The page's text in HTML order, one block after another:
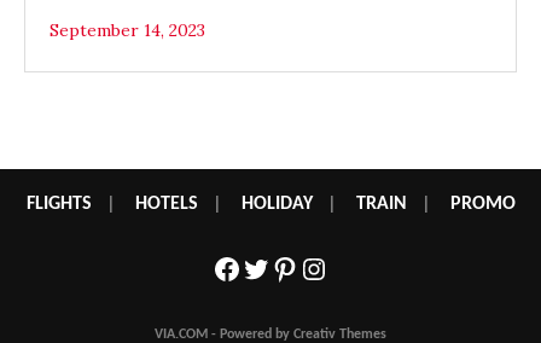
September 14, 2023
FLIGHTS HOTELS HOLIDAY| TRAIN PROMO
Facebook
Twitter
Pinterest
Instagram
VIA.COM - Powered by Creativ Themes